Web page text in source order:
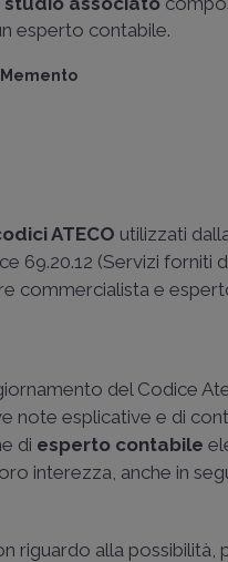
esperto contabile.
ATECO utilizzati
69.20.12 (Servizi forniti
commercialista e
del Codice
note esplicative e di
di esperto contabile
interezza, anche in
riguardo alla possibilità,